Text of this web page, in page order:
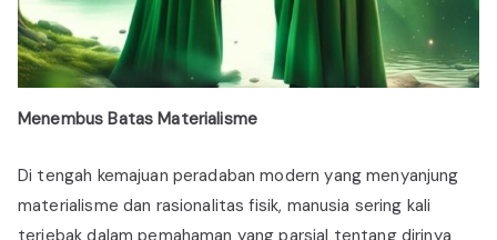
Menembus Batas Materialisme
Di tengah kemajuan peradaban modern yang menyanjung
materialisme dan rasionalitas fisik, manusia sering kali